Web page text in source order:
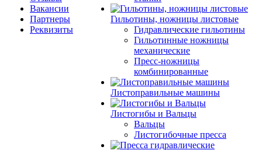
Вакансии
Партнеры
Реквизиты
Гильотины, ножницы листовые
Гидравлические гильотины
Гильотинные ножницы
механические
Пресс-ножницы
комбинированные
Листоправильные машины
Листогибы и Вальцы
Вальцы
Листогибочные пресса